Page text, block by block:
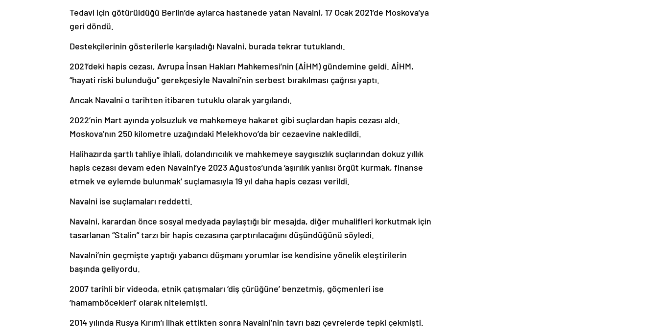
Tedavi için götürüldüğü Berlin’de aylarca hastanede yatan Navalni, 17 Ocak 2021’de Moskova’ya
geri döndü.
Destekçilerinin gösterilerle karşıladığı Navalni, burada tekrar tutuklandı.
2021’deki hapis cezası, Avrupa İnsan Hakları Mahkemesi’nin (AİHM) gündemine geldi. AİHM,
“hayati riski bulunduğu” gerekçesiyle Navalni’nin serbest bırakılması çağrısı yaptı.
Ancak Navalni o tarihten itibaren tutuklu olarak yargılandı.
2022’nin Mart ayında yolsuzluk ve mahkemeye hakaret gibi suçlardan hapis cezası aldı.
Moskova’nın 250 kilometre uzağındaki Melekhovo’da bir cezaevine nakledildi.
Halihazırda şartlı tahliye ihlali, dolandırıcılık ve mahkemeye saygısızlık suçlarından dokuz yıllık
hapis cezası devam eden Navalni’ye 2023 Ağustos’unda ‘aşırılık yanlısı örgüt kurmak, finanse
etmek ve eylemde bulunmak’ suçlamasıyla 19 yıl daha hapis cezası verildi.
Navalni ise suçlamaları reddetti.
Navalni, karardan önce sosyal medyada paylaştığı bir mesajda, diğer muhalifleri korkutmak için
tasarlanan “Stalin” tarzı bir hapis cezasına çarptırılacağını düşündüğünü söyledi.
Navalni’nin geçmişte yaptığı yabancı düşmanı yorumlar ise kendisine yönelik eleştirilerin
başında geliyordu.
2007 tarihli bir videoda, etnik çatışmaları ‘diş çürüğüne’ benzetmiş, göçmenleri ise
‘hamamböcekleri’ olarak nitelemişti.
2014 yılında Rusya Kırım’ı ilhak ettikten sonra Navalni’nin tavrı bazı çevrelerde tepki çekmişti.